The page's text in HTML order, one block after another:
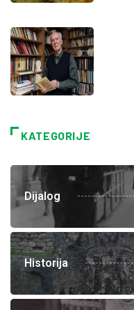
KATEGORIJE
Dijalog
Historija